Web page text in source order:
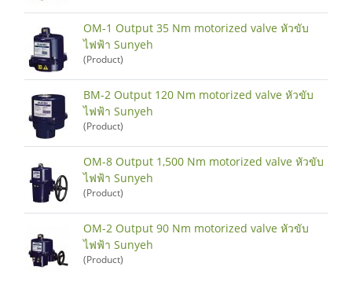
OM-1 Output 35 Nm motorized valve หัวขับ
ไฟฟ้า Sunyeh
(Product)
BM-2 Output 120 Nm motorized valve หัวขับ
ไฟฟ้า Sunyeh
(Product)
OM-8 Output 1,500 Nm motorized valve หัวขับ
ไฟฟ้า Sunyeh
(Product)
OM-2 Output 90 Nm motorized valve หัวขับ
ไฟฟ้า Sunyeh
(Product)